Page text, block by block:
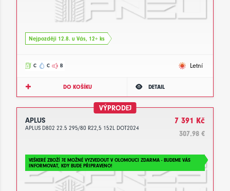
Nejpozději 12.8. u Vás, 12+ ks
C C B Letní
DO KOŠÍKU DETAIL
VÝPRODEJ
APLUS
APLUS D802 22.5 295/80 R22,5 152L DOT2024
7 391 Kč
307.98 €
VEŠKERÉ ZBOŽÍ JE MOŽNÉ VYZVEDOUT V OLOMOUCI ZDARMA - BUDEME VÁS
INFORMOVAT, KDY BUDE PŘIPRAVENO!